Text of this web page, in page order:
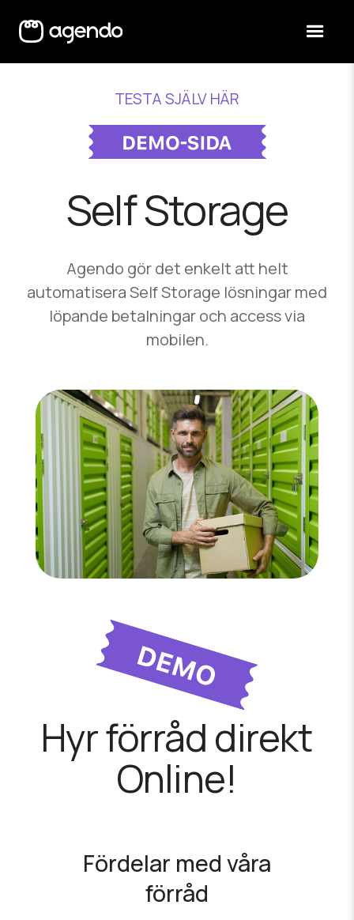
TESTA SJÄLV HÄR
Self Storage
Agendo gör det enkelt att helt
automatisera Self Storage lösningar med
löpande betalningar och access via
mobilen.
Hyr förråd direkt
Online!
Fördelar med våra
förråd